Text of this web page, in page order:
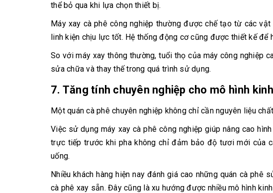
thể bỏ qua khi lựa chọn thiết bị.
Máy xay cà phê công nghiệp thường được chế tạo từ các
linh kiện chịu lực tốt. Hệ thống động cơ cũng được thiết kế để
So với máy xay thông thường, tuổi thọ của máy công nghiệp
sửa chữa và thay thế trong quá trình sử dụng.
7. Tăng tính chuyên nghiệp cho mô hình
Một quán cà phê chuyên nghiệp không chỉ cần nguyên liệu
Việc sử dụng máy xay cà phê công nghiệp giúp nâng cao
trực tiếp trước khi pha không chỉ đảm bảo độ tươi mới của
uống.
Nhiều khách hàng hiện nay đánh giá cao những quán cà
cà phê xay sẵn. Đây cũng là xu hướng được nhiều mô hình